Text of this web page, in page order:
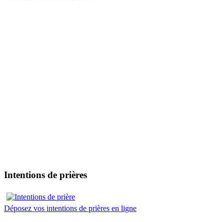
Intentions de prières
Déposez vos intentions de prières en ligne